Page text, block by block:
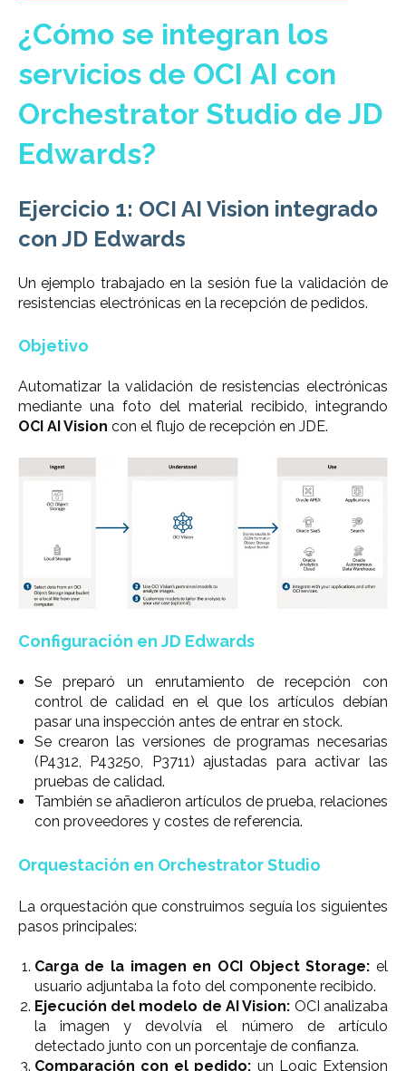
¿Cómo se integran los
servicios de OCI AI con
Orchestrator Studio de JD
Edwards?
Ejercicio 1: OCI AI Vision integrado
con JD Edwards
Un ejemplo trabajado en la sesión fue la validación de
resistencias electrónicas en la recepción de pedidos.
Objetivo
Automatizar la validación de resistencias electrónicas
mediante una foto del material recibido, integrando
OCI AI Vision con el flujo de recepción en JDE.
Configuración en JD Edwards
Se preparó un enrutamiento de recepción con
control de calidad en el que los artículos debían
pasar una inspección antes de entrar en stock.
Se crearon las versiones de programas necesarias
(P4312, P43250, P3711) ajustadas para activar las
pruebas de calidad.
También se añadieron artículos de prueba, relaciones
con proveedores y costes de referencia.
Orquestación en Orchestrator Studio
La orquestación que construimos seguía los siguientes
pasos principales:
Carga de la imagen en OCI Object Storage: el
usuario adjuntaba la foto del componente recibido.
Ejecución del modelo de AI Vision: OCI analizaba
la imagen y devolvía el número de artículo
detectado junto con un porcentaje de confianza.
Comparación con el pedido: un Logic Extension